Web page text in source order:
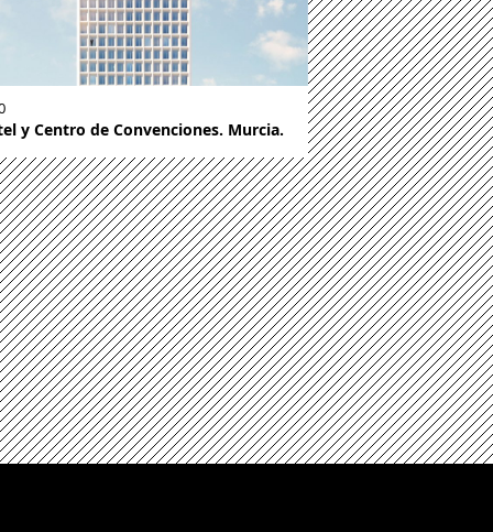
y Centro de Convenciones. Murcia.